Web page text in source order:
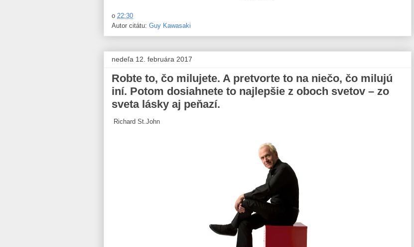
o 22:30
Autor citátu: Guy Kawasaki
nedeľa 12. februára 2017
Robte to, čo milujete. A pretvorte to na niečo, čo milujú
iní. Potom dosiahnete to najlepšie z oboch svetov – zo
sveta lásky aj peňazí.
Richard St.John